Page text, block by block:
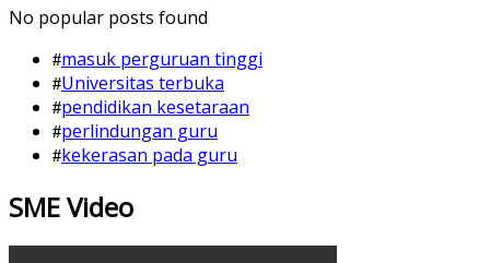
No popular posts found
masuk perguruan tinggi
Universitas terbuka
pendidikan kesetaraan
perlindungan guru
kekerasan pada guru
SME Video